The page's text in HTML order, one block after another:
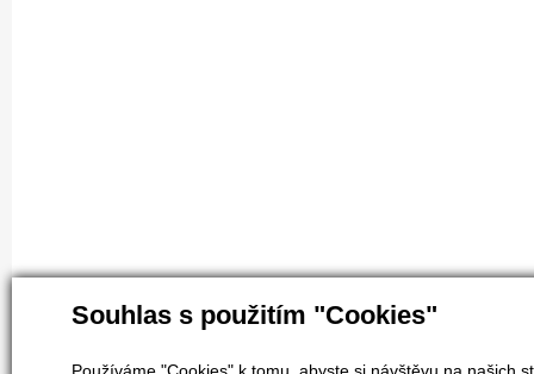
Souhlas s použitím "Cookies"